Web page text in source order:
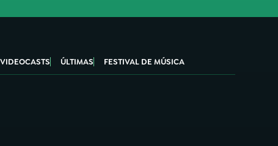
VIDEOCASTS ÚLTIMAS FESTIVAL DE MÚSICA